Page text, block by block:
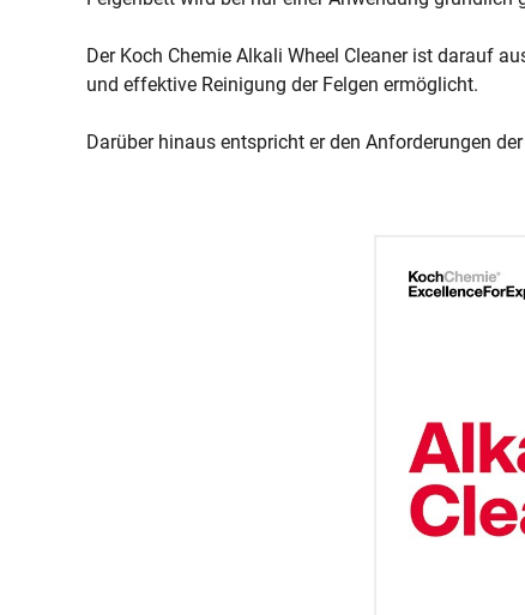
Der Koch Chemie Alkali Wheel Cleaner ist darauf
und effektive Reinigung der Felgen ermöglicht.
Darüber hinaus entspricht er den Anforderungen